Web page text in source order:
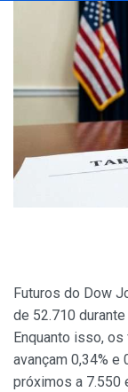
Futuros do Dow
de 52.710
Enquanto isso,
avançam 0,34% e
próximos a 7.550